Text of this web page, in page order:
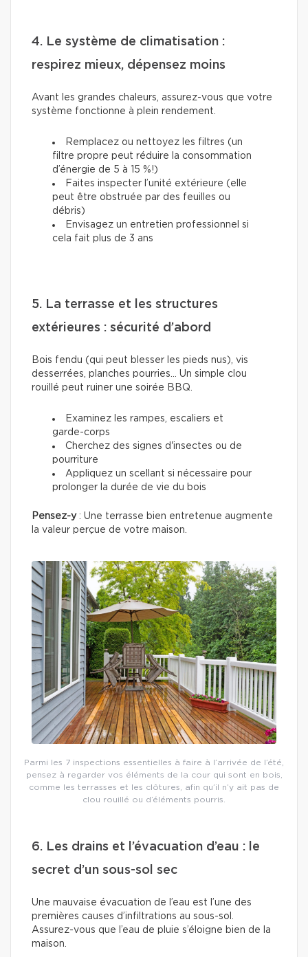
4. Le système de climatisation :
respirez mieux, dépensez moins
Avant les grandes chaleurs, assurez-vous que votre
système fonctionne à plein rendement.
Remplacez ou nettoyez les filtres (un
filtre propre peut réduire la consommation
d’énergie de 5 à 15 %!)
Faites inspecter l’unité extérieure (elle
peut être obstruée par des feuilles ou
débris)
Envisagez un entretien professionnel si
cela fait plus de 3 ans
5. La terrasse et les structures
extérieures : sécurité d’abord
Bois fendu (qui peut blesser les pieds nus), vis
desserrées, planches pourries... Un simple clou
rouillé peut ruiner une soirée BBQ.
Examinez les rampes, escaliers et
garde-corps
Cherchez des signes d'insectes ou de
pourriture
Appliquez un scellant si nécessaire pour
prolonger la durée de vie du bois
Pensez-y: Une terrasse bien entretenue augmente
la valeur perçue de votre maison.
Parmi les 7 inspections essentielles à faire à l’arrivée de l’été,
pensez à regarder vos éléments de la cour qui sont en bois,
comme les terrasses et les clôtures, afin qu’il n’y ait pas de
clou rouillé ou d’éléments pourris.
6. Les drains et l’évacuation d’eau : le
secret d’un sous-sol sec
Une mauvaise évacuation de l’eau est l’une des
premières causes d’infiltrations au sous-sol.
Assurez-vous que l’eau de pluie s’éloigne bien de la
maison.